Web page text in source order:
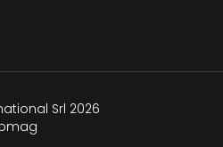
Srl 2026